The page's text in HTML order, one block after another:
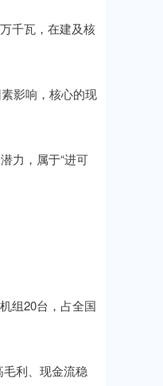
千瓦，在建及核
影响，核心的现
力，属于“进可
组20台，占全国
利、现金流稳